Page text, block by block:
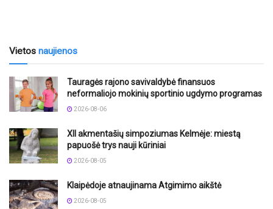
Vietos naujienos
Tauragės rajono savivaldybė finansuos
neformaliojo mokinių sportinio ugdymo programas
2026-08-06
XII akmentašių simpoziumas Kelmėje: miestą
papuošė trys nauji kūriniai
2026-08-05
Klaipėdoje atnaujinama Atgimimo aikštė
2026-08-05